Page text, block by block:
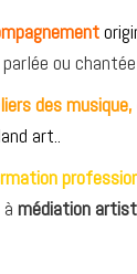
ou chantée
des musique,
art..
àmédiation